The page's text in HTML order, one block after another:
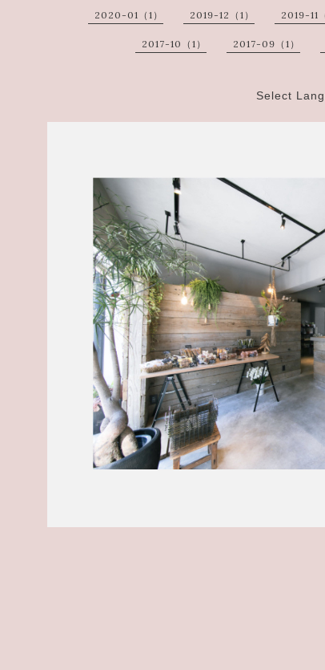
2020-01（1） 2019-12（1） 2019-11
2017-10（1） 2017-09（1）
Select